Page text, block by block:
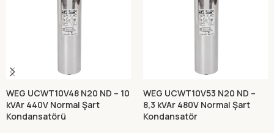
WEG UCWT10V48 N20 ND – 10
kVAr 440V Normal Şart
Kondansatörü
WEG UCWT10V53 N20 ND –
8,3 kVAr 480V Normal Şart
Kondansatör